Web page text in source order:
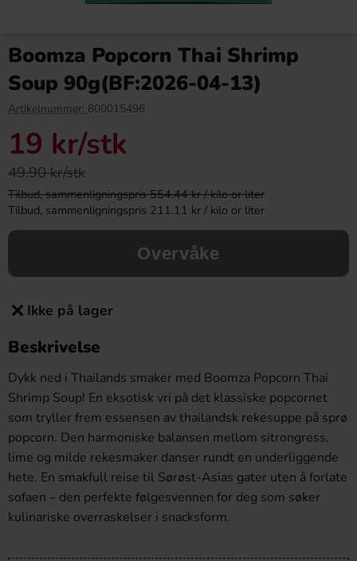
14.90 kr
Köp
38.90 kr
Boomza Popcorn Thai Shrimp
Soup 90g(BF:2026-04-13)
Artikelnummer: 800015496
19 kr/stk
49.90 kr/stk
Tilbud, sammenligningspris 554.44 kr / kilo or liter
Tilbud, sammenligningspris 211.11 kr / kilo or liter
Overvåke
Ikke på lager
Beskrivelse
Dykk ned i Thailands smaker med Boomza Popcorn Thai
Shrimp Soup! En eksotisk vri på det klassiske popcornet
som tryller frem essensen av thailandsk rekesuppe på sprø
popcorn. Den harmoniske balansen mellom sitrongress,
lime og milde rekesmaker danser rundt en underliggende
hete. En smakfull reise til Sørøst-Asias gater uten å forlate
sofaen – den perfekte følgesvennen for deg som søker
kulinariske overraskelser i snacksform.